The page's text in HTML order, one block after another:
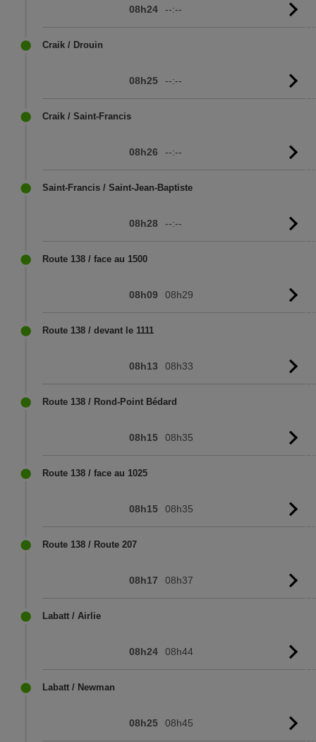
08h24 --:--
Craik / Drouin
08h25 --:--
Craik / Saint-Francis
08h26 --:--
Saint-Francis / Saint-Jean-Baptiste
08h28 --:--
Route 138 / face au 1500
08h09 08h29
Route 138 / devant le 1111
08h13 08h33
Route 138 / Rond-Point Bédard
08h15 08h35
Route 138 / face au 1025
08h15 08h35
Route 138 / Route 207
08h17 08h37
Labatt / Airlie
08h24 08h44
Labatt / Newman
08h25 08h45